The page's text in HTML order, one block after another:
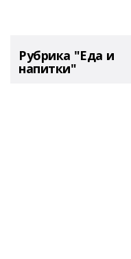
Рубрика "Еда и
напитки"